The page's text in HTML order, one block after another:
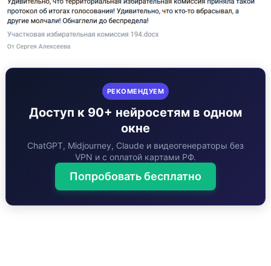
РЕКОМЕНДУЕМ
Доступ к 90+ нейросетям в одном
окне
ChatGPT, Midjourney, Claude и видеогенераторы без
VPN и с оплатой картами РФ.
Попробовать бесплатно